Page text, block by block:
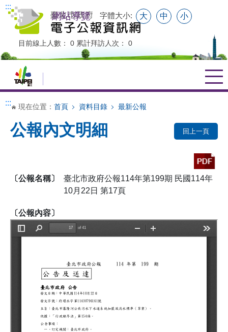
跳到主要內容
:::
網站導覽 字體大小: 大 中 小
目前線上人數： 0 累計拜訪人次： 0
資料目錄
最新公報
機關瀏覽
公報資源
::: 現在位置： 首頁 資料目錄 最新公報
公報內文明細 回上一頁
〔公報名稱〕
臺北市政府公報114年第199期 民國114年
10月22日 第17頁
〔公報內容〕